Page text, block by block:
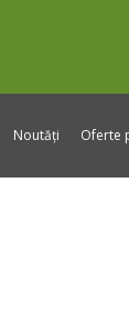
Noutăți Oferte